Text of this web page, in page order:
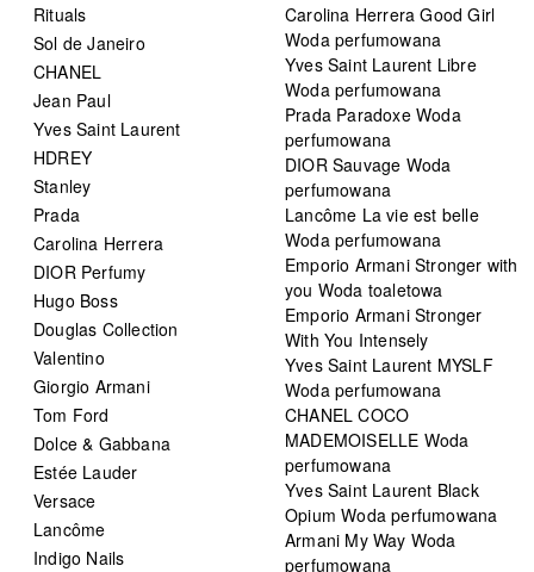
Rituals
Sol de Janeiro
CHANEL
Jean Paul
Yves Saint Laurent
HDREY
Stanley
Prada
Carolina Herrera
DIOR Perfumy
Hugo Boss
Douglas Collection
Valentino
Giorgio Armani
Tom Ford
Dolce & Gabbana
Estée Lauder
Versace
Lancôme
Indigo Nails
Carolina Herrera Good Girl
Woda perfumowana
Yves Saint Laurent Libre
Woda perfumowana
Prada Paradoxe Woda
perfumowana
DIOR Sauvage Woda
perfumowana
Lancôme La vie est belle
Woda perfumowana
Emporio Armani Stronger with
you Woda toaletowa
Emporio Armani Stronger
With You Intensely
Yves Saint Laurent MYSLF
Woda perfumowana
CHANEL COCO
MADEMOISELLE Woda
perfumowana
Yves Saint Laurent Black
Opium Woda perfumowana
Armani My Way Woda
perfumowana